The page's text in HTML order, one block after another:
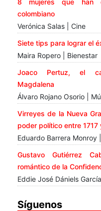
colombiano
Verónica Salas | Cine
Siete tips para lograr el
Maira Ropero | Bienestar
Joaco Pertuz, el
Magdalena
Álvaro Rojano Osorio |
Virreyes de la Nueva
poder político entre 1717
Eduardo Barrera Monroy
Gustavo Gutiérrez
romántico de la
Eddie José Dániels
Síguenos